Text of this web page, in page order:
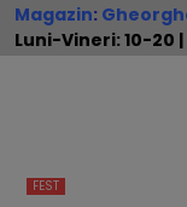
Magazin:
Luni-Vineri: 10-20
FEST